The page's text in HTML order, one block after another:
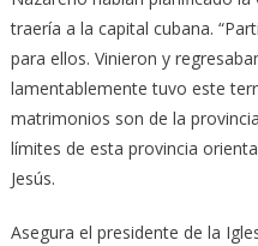
traería a la capital cubana.
para ellos. Vinieron y
lamentablemente tuvo este
matrimonios son de la
límites de esta provincia
Jesús.
Asegura el presidente de la